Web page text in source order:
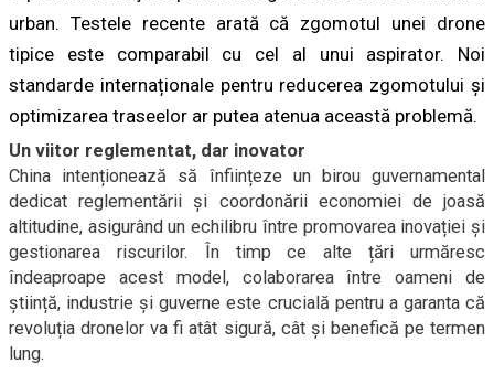
urban. Testele recente arată că zgomotul unei drone
tipice este comparabil cu cel al unui aspirator. Noi
standarde internaționale pentru reducerea zgomotului și
optimizarea traseelor ar putea atenua această problemă.
Un viitor reglementat, dar inovator
China intenționează să înființeze un birou guvernamental
dedicat reglementării și coordonării economiei de joasă
altitudine, asigurând un echilibru între promovarea inovației și
gestionarea riscurilor. În timp ce alte țări urmăresc
îndeaproape acest model, colaborarea între oameni de
știință, industrie și guverne este crucială pentru a garanta că
revoluția dronelor va fi atât sigură, cât și benefică pe termen
lung.